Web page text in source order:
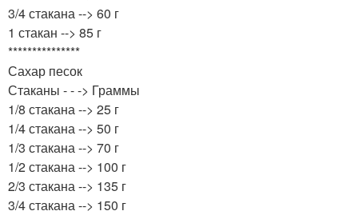
3/4 стакана --> 60 г
1 стакан --> 85 г
***************
Сахар песок
Стаканы - - -> Граммы
1/8 стакана --> 25 г
1/4 стакана --> 50 г
1/3 стакана --> 70 г
1/2 стакана --> 100 г
2/3 стакана --> 135 г
3/4 стакана --> 150 г